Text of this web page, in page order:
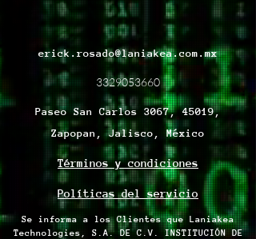
erick.rosado@laniakea.com.mx
3329053660
Paseo San Carlos 3067, 45019,
Zapopan, Jalisco, México
Términos y condiciones
Políticas del servicio
Se informa a los Clientes que Laniakea
Technologies, S.A. DE C.V. INSTITUCIÓN DE